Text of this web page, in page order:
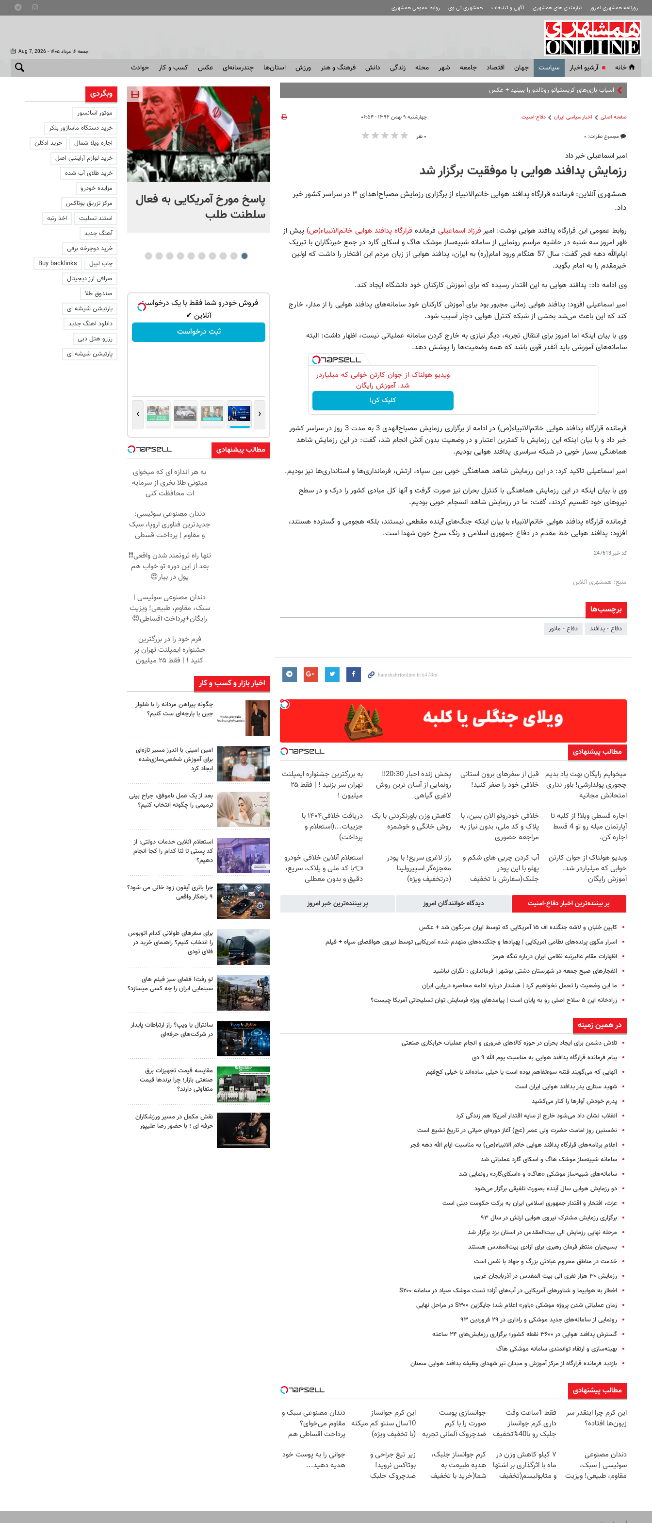
روزنامه همشهری امروز نیازمندی های همشهری آگهی و تبلیغات همشهری تی وی روابط عمومی همشهری
Aug 7, 2026 - جمعه ۱۶ مرداد ۱۴۰۵
خانه آرشیو اخبار سياست جهان اقتصاد جامعه شهر محله زندگی دانش فرهنگ و هنر ورزش استان‌ها چندرسانه‌ای عکس کسب و کار حوادث
اسباب‌ بازی‌های کریستیانو رونالدو را ببینید + عکس
صفحه اصلی اخبار سیاسی ایران دفاع-امنیت
مجموع نظرات: ۰
چهارشنبه ۹ بهمن ۱۳۹۲ - ۰۶:۵۴
۰ نفر
امیر اسماعیلی خبر داد
رزمایش پدافند هوایی با موفقیت برگزار شد
همشهری آنلاین: فرمانده قرارگاه پدافند هوایی خاتم‌الانبیاء از برگزاری رزمایش مصباح‌اهدای ۳ در سراسر کشور خبر
داد.
روابط عمومی این قرارگاه پدافند هوایی نوشت: امیر فرزاد اسماعیلی فرمانده قرارگاه پدافند هوایی خاتم‌الانبیاء(ص) پیش از
ظهر امروز سه شنبه در حاشیه مراسم رونمایی از سامانه شبیه‌ساز موشک هاگ و اسکای‌ گارد در جمع خبرنگاران با تبریک
ایام‌الله دهه فجر گفت: سال 57 هنگام ورود امام(ره) به ایران، پدافند هوایی از زبان مردم این افتخار را داشت که اولین
خیرمقدم را به امام بگوید.
وی ادامه داد: پدافند هوایی به این اقتدار رسیده که برای آموزش کارکنان خود دانشگاه ایجاد کند.
امیر اسماعیلی افزود: پدافند هوایی زمانی مجبور بود برای آموزش کارکنان خود سامانه‌های پدافند هوایی را از مدار، خارج
کند که این باعث می‌شد بخشی از شبکه کنترل هوایی دچار آسیب شود.
وی با بیان اینکه اما امروز برای انتقال تجربه، دیگر نیازی به خارج کردن سامانه عملیاتی نیست، اظهار داشت: البته
سامانه‌های آموزشی باید آنقدر قوی باشد که همه وضعیت‌ها را پوشش دهد.
ویدیو هولناک از جوان کارتن خوابی که میلیاردر
شد. آموزش رایگان
کلیک کن!
فرمانده قرارگاه پدافند هوایی خاتم‌الانبیاء(ص) در ادامه از برگزاری رزمایش مصباح‌الهدی 3 به مدت 3 روز در سراسر کشور
خبر داد و با بیان اینکه این رزمایش با کمترین اعتبار و در وضعیت بدون آتش انجام شد، گفت: در این رزمایش شاهد
هماهنگی بسیار خوبی در شبکه سراسری پدافند هوایی بودیم.
امیر اسماعیلی تاکید کرد: در این رزمایش شاهد هماهنگی خوبی بین سپاه، ارتش، فرمانداری‌ها و استانداری‌ها نیز بودیم.
وی با بیان اینکه در این رزمایش هماهنگی با کنترل بحران نیز صورت گرفت و آنها کل مبادی کشور را درک و در سطح
نیروهای خود تقسیم کردند، گفت: ما در رزمایش شاهد انسجام خوبی بودیم.
فرمانده قرارگاه پدافند هوایی خاتم‌الانبیاء با بیان اینکه جنگ‌های آینده مقطعی نیستند، بلکه هجومی و گسترده هستند،
افزود: پدافند هوایی خط مقدم در دفاع جمهوری اسلامی و رنگ سرخ خون شهدا است.
کد خبر247613
منبع: همشهری آنلاین
برچسب‌ها
دفاع - پدافند دفاع - مانور
مطالب پیشنهادی
میخوایم رایگان بهت یاد بدیم
چجوری پولدارشی! باور نداری
امتحانش مجانیه
قبل از سفرهای برون استانی
خلافی خود را صفر کنید!
پخش زنده اخبار 20:30‼️
رونمایی از آسان ترین روش
لاغری گیاهی
به بزرگترین جشنواره ایمپلنت
تهران سر بزنید ! | فقط ۲۵
میلیون !
اجاره‌ قسطی ویلا! از کلبه تا
آپارتمان مبله رو تو 4 قسط
اجاره کن.
خلافی خودروتو الان ببین، با
پلاک و کد ملی، بدون نیاز به
مراجعه حضوری
کاهش وزن باورنکردنی با یک
روش خانگی و خوشمزه
دریافت خلافی۱۴۰۴ با
جزییات...(استعلام و
پرداخت)
ویدیو هولناک از جوان کارتن
خوابی که میلیاردر شد.
آموزش رایگان
آب کردن چربی های شکم و
پهلو با این پودر
جلبک(سفارش با تخفیف
راز لاغری سریع! با پودر
معجزه‌گر اسپیرولینا
(درتخفیف ویژه)
استعلام آنلاین خلافی خودرو
👈با کد ملی و پلاک، سریع،
دقیق و بدون معطلی
پر بیننده‌ترین اخبار دفاع-امنیت دیدگاه خوانندگان امروز پر بیننده‌ترین خبر امروز
کابین خلبان و لاشه جنگنده اف ۱۵ آمریکایی که توسط ایران سرنگون شد + عکس
اسرار مگوی پرنده‌های نظامی آمریکایی | پهپادها و جنگنده‌های منهدم شده آمریکایی توسط نیروی هوافضای سپاه + فیلم
اظهارات مقام عالیرتبه نظامی ایران درباره تنگه هرمز
انفجارهای صبح جمعه در شهرستان دشتی بوشهر | فرمانداری : نگران نباشید
ما این وضعیت را تحمل نخواهیم کرد | هشدار درباره ادامه محاصره دریایی ایران
زرادخانه این ۵ سلاح اصلی رو به پایان است | پیامدهای ویژه فرسایش توان تسلیحاتی آمریکا چیست؟
در همین زمینه
تلاش دشمن برای ایجاد بحران در حوزه کالاهای ضروری و انجام عملیات خرابکاری صنعتی
پیام فرمانده قرارگاه پدافند هوایی به مناسبت یوم الله ۹ دی
آنهایی که می‌گویند فتنه سوءتفاهم بوده است یا خیلی ساده‌اند یا خیلی کج‌فهم
شهید ستاری پدر پدافند هوایی ایران است
پدرم خودش آوارها را کنار می‌کشید
انقلاب نشان داد می‌شود خارج از سایه اقتدار آمریکا هم زندگی کرد
نخستین روز امامت حضرت ولی عصر (عج) آغاز دوره‌ای حیاتی در تاریخ تشیع است
اعلام برنامه‌های قرارگاه پدافند هوایی خاتم الانبیاء(ص) به مناسبت ایام الله دهه فجر
سامانه شبیه‌ساز موشک هاگ و اسکای گارد عملیاتی شد
سامانه‌های شبیه‌ساز موشکی «هاگ» و «اسکای‌گارد» رونمایی شد
دو رزمایش هوایی سال آینده بصورت تلفیقی برگزار می‌شود
عزت، افتخار و اقتدار جمهوری اسلامی ایران به برکت حکومت دینی است
برگزاری رزمایش‌ مشترک نیروی هوایی ارتش در سال ۹۳
مرحله نهایی رزمایش الی بیت‌المقدس در استان یزد برگزار شد
بسیجیان منتظر فرمان رهبری برای آزادی بیت‌المقدس هستند
خدمت در مناطق محروم عبادتی بزرگ و جهاد با نفس است
رزمایش ۳۰ هزار نفری الی بیت المقدس در آذربایجان غربی
اخطار به هواپیما و شناورهای آمریکایی در آب‌های آزاد؛ تست موشک صیاد در سامانه S۲۰۰
زمان عملیاتی شدن پروژه موشکی «باور» اعلام شد؛ جایگزین S۳۰۰ در مراحل نهایی
رونمایی از سامانه‌های جدید موشکی و راداری در ۲۹ فروردین ۹۳
گسترش پدافند هوایی در ۳۶۰۰ نقطه کشور؛ برگزاری رزمایش‌های ۲۴ ساعته
بهینه‌سازی و ارتقاء توانمندی سامانه موشکی هاگ
بازدید فرمانده قرارگاه از مرکز آموزش و میدان تیر شهدای وظیفه پدافند هوایی سمنان
مطالب پیشنهادی
این کرم چرا اینقدر سر
زبون‌ها افتاده؟
فقط 1ساعت وقت
داری کرم جوانساز
جلبک رو با40%تخفیف
جوانسازی پوست
صورت را با کرم
ضدچروک آلمانی تجربه
این کرم جوانساز
10سال سنتو کم میکنه
(با تخفیف ویژه)
دندان مصنوعی سبک و
مقاوم می‌خوای؟
پرداخت اقساطی هم
دندان مصنوعی
سوئیسی | سبک،
مقاوم، طبیعی! ویزیت
۷ کیلو کاهش وزن در
ماه با اثرگذاری بر اشتها
و متابولیسم(تخفیف
کرم جوانساز جلبک،
هدیه طبیعت به
شما(خرید با تخفیف
زیر تیغ جراحی و
بوتاکس نروید!
ضدچروک جلبک
جوانی را به پوست خود
هدیه دهید...
شادمهر عقیلی قطعه «گل
پاسخ مورخ آمریکایی به فعال
سلطنت طلب
با دوچرخه به مترو بروید
سرزمین فرصت‌های سرمایه‌گذاری
دیجیتال شما
خرید آسان
این شامپو با اولین استفاده ریزش موهاتو
قطع میکنه! سفارش با 35% تخفیف
خرید محصول
جک s5 داری برای فروش؟ با کارنامه به
ثبت درخواست
فروش خودرو شما فقط با یک درخواست
آنلاین ✔
ثبت درخواست
‹
›
مطالب پیشنهادی
به هر اندازه ای که میخوای
میتونی طلا بخری از سرمایه
ات محافظت کنی
دندان مصنوعی سوئیسی:
جدیدترین فناوری اروپا، سبک
و مقاوم | پرداخت قسطی
تنها راه ثروتمند شدن واقعی❗❗
بعد از این دوره تو خواب هم
پول در بیار😍
دندان مصنوعی سوئیسی |
سبک، مقاوم، طبیعی! ویزیت
رایگان+پرداخت اقساطی😍
فرم خود را در بزرگترین
جشنواره ایمپلنت تهران پر
کنید ! | فقط ۲۵ میلیون
اخبار بازار و کسب و کار
چگونه پیراهن مردانه را با شلوار
جین یا پارچه‌ای ست کنیم؟
امین امینی با اندرز مسیر تازه‌ای
برای آموزش شخصی‌سازی‌شده
ایجاد کرد
بعد از یک عمل ناموفق، جراح بینی
ترمیمی را چگونه انتخاب کنیم؟
استعلام آنلاین خدمات دولتی: از
کد پستی تا ثنا کدام را کجا انجام
دهیم؟
چرا باتری آیفون زود خالی می شود؟
۹ راهکار واقعی
برای سفرهای طولانی کدام اتوبوس
را انتخاب کنیم؟ راهنمای خرید در
فلای تودی
لو رفت! فضای سبز فیلم های
سینمایی ایران را چه کسی میسازد؟
سانترال یا ویپ؟ راز ارتباطات پایدار
در شرکت‌های حرفه‌ای
مقایسه قیمت تجهیزات برق
صنعتی بازار؛ چرا برندها قیمت
متفاوتی دارند؟
نقش مکمل در مسیر ورزشکاران
حرفه ای ؛ با حضور رضا علیپور
وبگردی
موتور آسانسور
خرید دستگاه ماساژور بلکر
اجاره ویلا شمال
خرید ادکلن
خرید لوازم آرایشی اصل
خرید طلای آب شده
مزایده خودرو
مرکز تزریق بوتاکس
استند تسلیت
اخذ رتبه
آهنگ جدید
خرید دوچرخه برقی
چاپ لیبل
Buy backlinks
صرافی ارز دیجیتال
صندوق طلا
پارتیشن شیشه ای
دانلود اهنگ جدید
رزرو هتل دبی
پارتیشن شیشه ای